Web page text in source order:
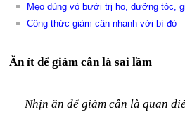
Mẹo dùng vỏ bưởi trị ho, dưỡng tóc,
Công thức giảm cân nhanh với bí đỏ
Ăn ít để giảm cân là sai lầm
Nhịn ăn để giảm cân là quan